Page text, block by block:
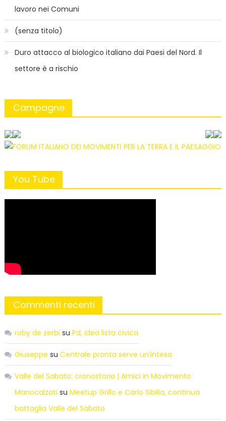
lavoro nei Comuni
(senza titolo)
Duro attacco al biologico italiano dai Paesi del Nord. Il
settore è a rischio
Campagne
You Tube
Commenti recenti
roby de zerbi su Pd, idea lista civica
Giuseppe su Centrale pronta serve un’intesa
Valle del Sabato: cronostoria | Amici in Movimento
Manocalzati su Meetup Grillo e Carlo Sibilia, continua
battaglia Valle del Sabato